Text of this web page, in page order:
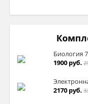
Биология
1900 руб.
2170 руб.